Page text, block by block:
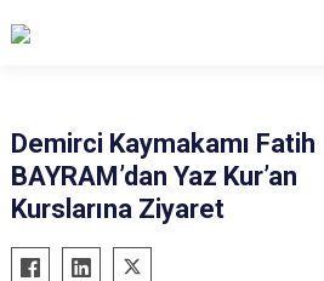
Ahmetli
Alaşehir
Salihli
Demirci Kaymakamı Fatih
BAYRAM’dan Yaz Kur’an
Kurslarına Ziyaret